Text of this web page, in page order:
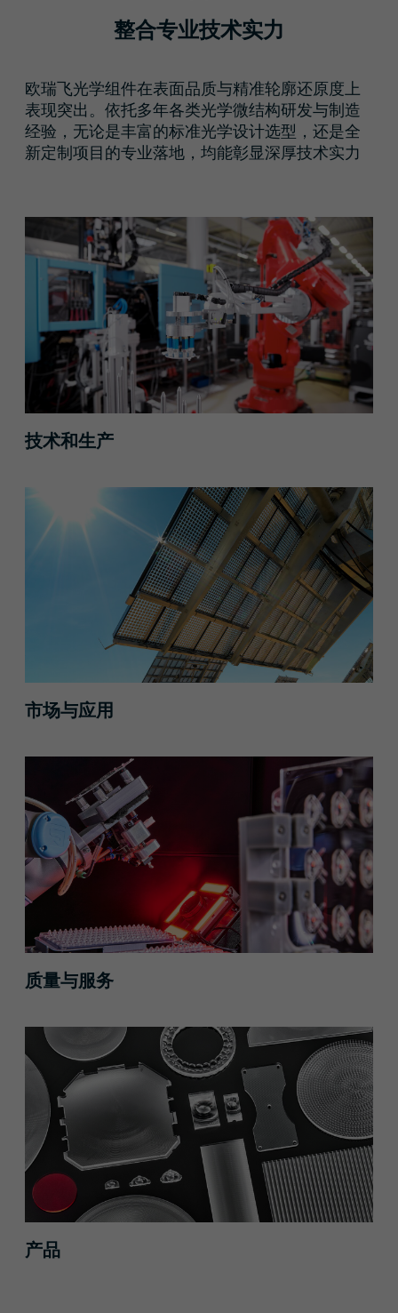
整合专业技术实力
欧瑞飞光学组件在表面品质与精准轮廓还原度上
表现突出。依托多年各类光学微结构研发与制造
经验，无论是丰富的标准光学设计选型，还是全
新定制项目的专业落地，均能彰显深厚技术实力
技术和生产
技术与生产
市场与应用
市场与应用
质量与服务
产品
产品